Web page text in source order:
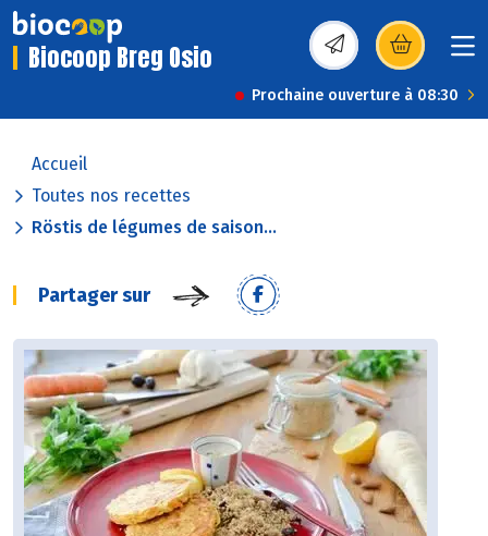
Biocoop Breg Osio (s’ouvre dans une
Prochaine ouverture à 08:30
Accueil
Toutes nos recettes
Röstis de légumes de saison...
Partager sur